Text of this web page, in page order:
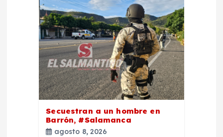
Secuestran a un hombre en
Barrón, #Salamanca
agosto 8, 2026